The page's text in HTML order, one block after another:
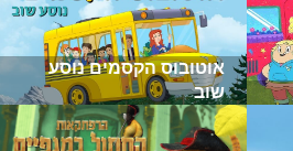
אוטובוס הקסמים נוסע
שוב